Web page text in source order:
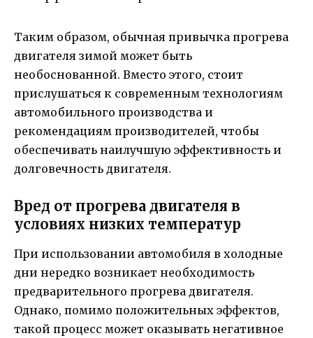
Таким образом, обычная привычка прогрева
двигателя зимой может быть
необоснованной. Вместо этого, стоит
прислушаться к современным технологиям
автомобильного производства и
рекомендациям производителей, чтобы
обеспечивать наилучшую эффективность и
долговечность двигателя.
Вред от прогрева двигателя в
условиях низких температур
При использовании автомобиля в холодные
дни нередко возникает необходимость
предварительного прогрева двигателя.
Однако, помимо положительных эффектов,
такой процесс может оказывать негативное